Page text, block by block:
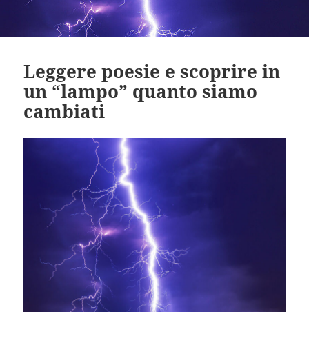
Leggere poesie e scoprire in
un “lampo” quanto siamo
cambiati